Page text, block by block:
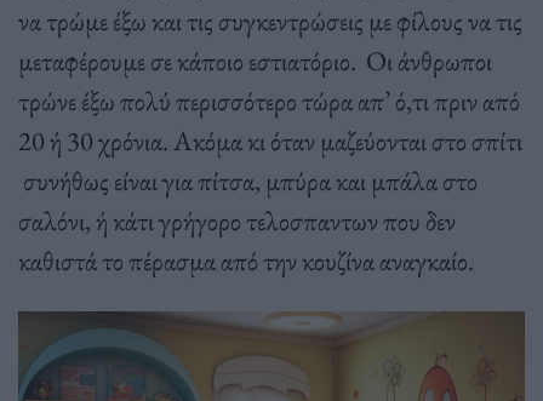
να τρώμε έξω και τις συγκεντρώσεις με φίλους να τις
μεταφέρουμε σε κάποιο εστιατόριο. Οι άνθρωποι
τρώνε έξω πολύ περισσότερο τώρα απ’ ό,τι πριν από
20 ή 30 χρόνια. Ακόμα κι όταν μαζεύονται στο σπίτι
συνήθως είναι για πίτσα, μπύρα και μπάλα στο
σαλόνι, ή κάτι γρήγορο τελοσπαντων που δεν
καθιστά το πέρασμα από την κουζίνα αναγκαίο.